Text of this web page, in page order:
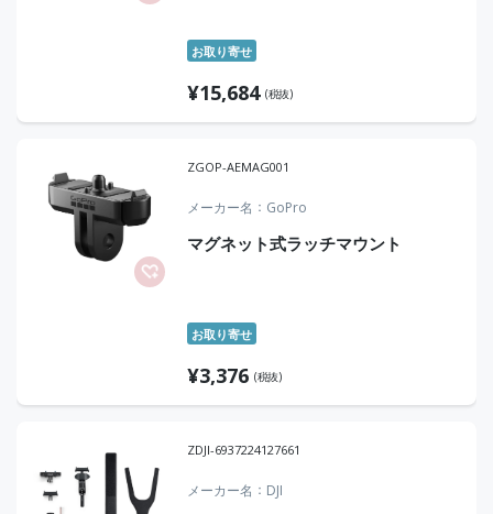
お取り寄せ
¥15,684 (税抜)
ZGOP-AEMAG001
メーカー名 GoPro
マグネット式ラッチマウント
お取り寄せ
¥3,376 (税抜)
ZDJI-6937224127661
メーカー名 DJI